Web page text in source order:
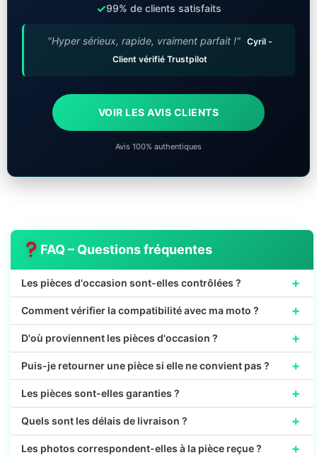
✓99% de clients satisfaits
"Hyper sérieux, rapide, vraiment parfait !" Cyril -
Client vérifié Trustpilot
VOIR LES AVIS CLIENTS
Avis 100% authentiques
FAQ – Questions fréquentes
Les pièces d'occasion sont-elles contrôlées ? +
Comment vérifier la compatibilité avec ma moto ? +
D'où proviennent les pièces d'occasion ? +
Puis-je retourner une pièce si elle ne convient pas ? +
Les pièces sont-elles garanties ? +
Quels sont les délais de livraison ? +
Les photos correspondent-elles à la pièce reçue ? +